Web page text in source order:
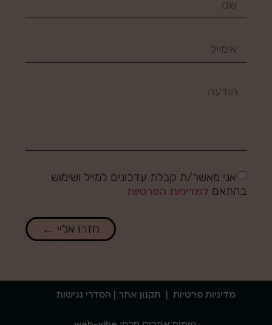
אני מאשר/ת קבלת עדכונים למייל ושימוש
בהתאם למדיניות הפרטיות
חזרו אליי ←
מדיניות פרטיות | תקנון אתר | הסדרי נגישות